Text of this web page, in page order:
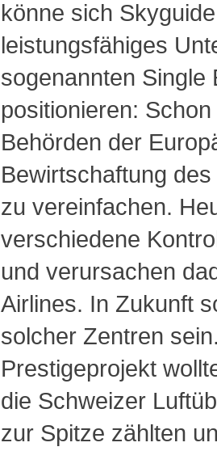
könne sich
leistungsfähiges
sogenannten Single
positionieren:
Behörden der
Bewirtschaftung
zu vereinfachen.
verschiedene
und verursachen
Airlines. In Zukunft
solcher Zentren
Prestigeprojekt
die Schweizer
zur Spitze zählten